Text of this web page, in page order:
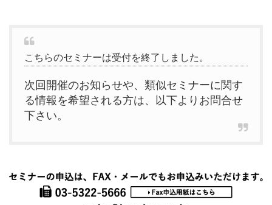
こちらのセミナーは受付を終了しました。
次回開催のお知らせや、類似セミナーに関す
る情報を希望される方は、以下よりお問合せ
下さい。